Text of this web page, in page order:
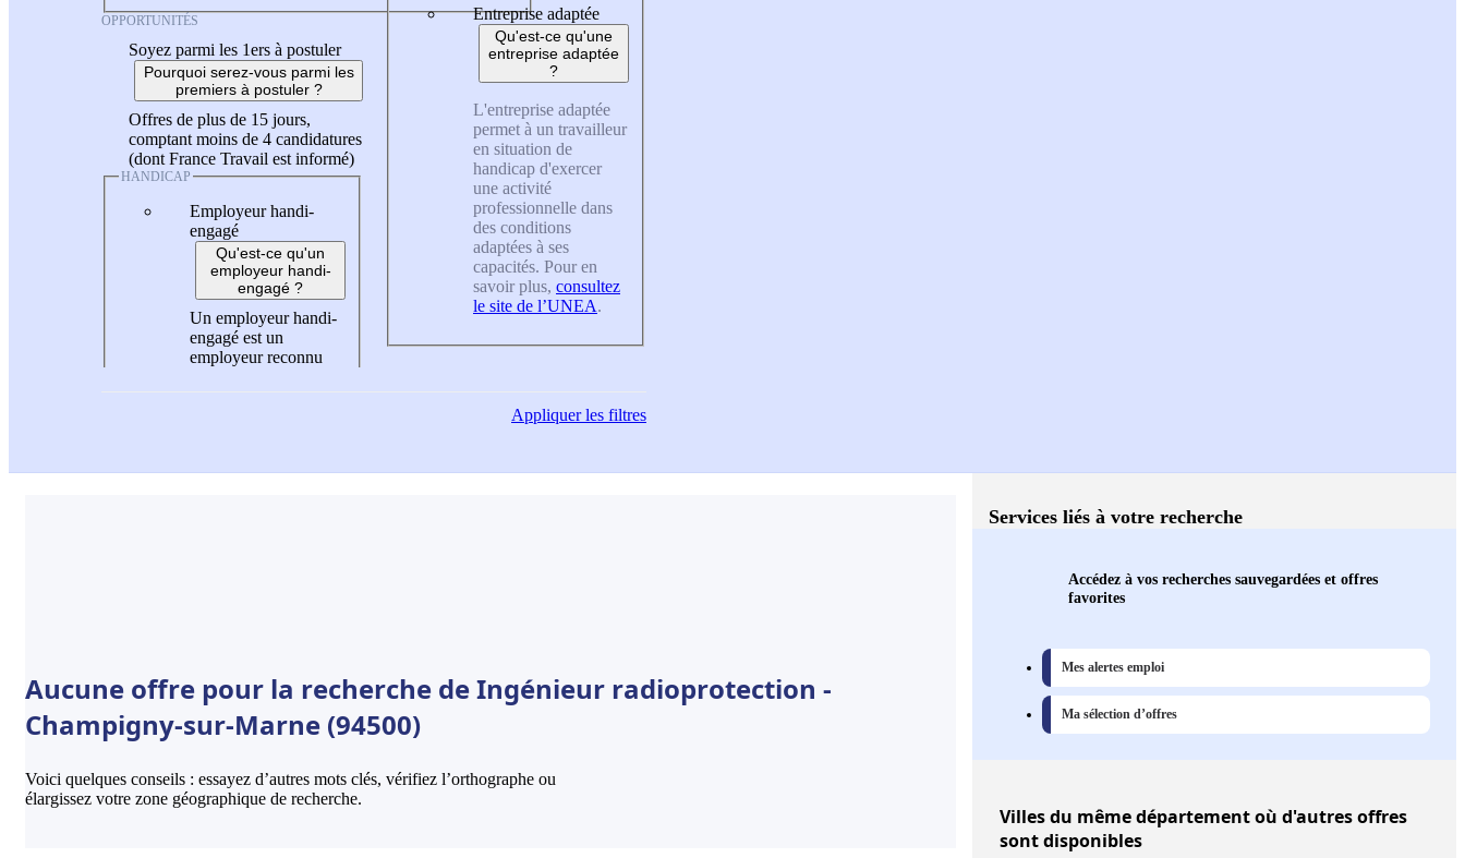
OPPORTUNITÉS
Soyez parmi les 1ers à postuler
Pourquoi serez-vous parmi les
premiers à postuler ?
Offres de plus de 15 jours,
comptant moins de 4 candidatures
(dont France Travail est informé)
HANDICAP
Employeur handi-
engagé
Qu'est-ce qu'un
employeur handi-
engagé ?
Un employeur handi-
engagé est un
employeur reconnu
Entreprise adaptée
Qu'est-ce qu'une
entreprise adaptée
?
L'entreprise adaptée
permet à un travailleur
en situation de
handicap d'exercer
une activité
professionnelle dans
des conditions
adaptées à ses
capacités. Pour en
savoir plus, consultez
le site de l’UNEA.
Appliquerles filtres
Aucune offre pour la recherche de Ingénieur radioprotection -
Champigny-sur-Marne (94500)
Voici quelques conseils : essayez d’autres mots clés, vérifiez l’orthographe ou
élargissez votre zone géographique de recherche.
Services liés à votre recherche
Accédez à vos recherches sauvegardées et offres
favorites
Mes alertes emploi
Ma sélection d’offres
Villesdu même département où d'autres offres
sont disponibles